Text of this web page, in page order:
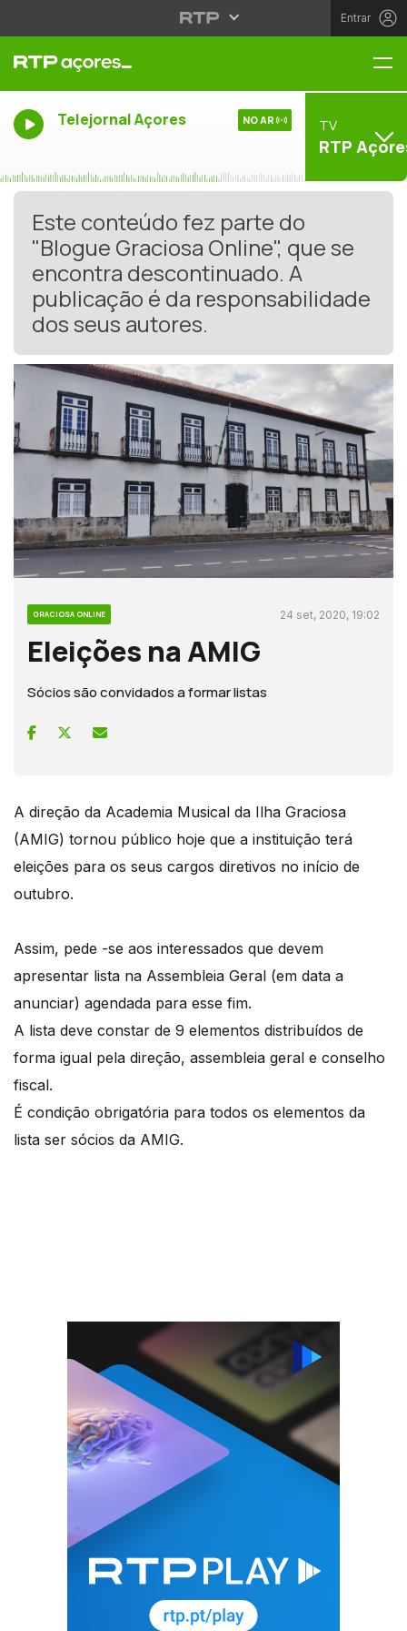
Entrar
Telejornal Açores NO AR TV
RTP
Este conteúdo fez parte do
"Blogue Graciosa Online", que se
encontra descontinuado. A
publicação é da responsabilidade
dos seus autores.
GRACIOSA ONLINE 24 set, 2020, 19:02
Eleições na AMIG
Sócios são convidados a formar listas
A direção da Academia Musical da Ilha Graciosa
(AMIG) tornou público hoje que a instituição terá
eleições para os seus cargos diretivos no início de
outubro.
Assim, pede -se aos interessados que devem
apresentar lista na Assembleia Geral (em data a
anunciar) agendada para esse fim.
A lista deve constar de 9 elementos distribuídos de
forma igual pela direção, assembleia geral e conselho
fiscal.
É condição obrigatória para todos os elementos da
lista ser sócios da AMIG.